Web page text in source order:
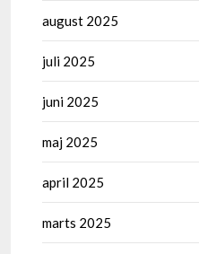
august 2025
juli 2025
juni 2025
maj 2025
april 2025
marts 2025